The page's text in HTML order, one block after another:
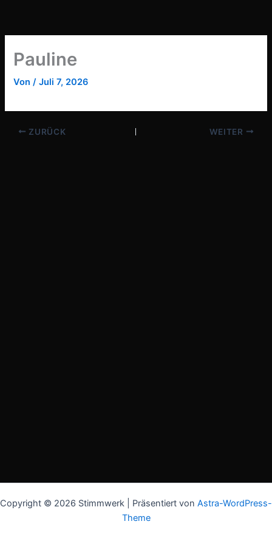
springen
Pauline
Von/Juli 7, 2026
ZURÜCK WEITER
Copyright © 2026 Stimmwerk | Präsentiert von Astra-WordPress-
Theme